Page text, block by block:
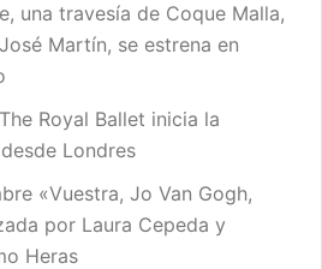
una travesía de Coque Malla,
Martín, se estrena en
Royal Ballet inicia la
Londres
«Vuestra, Jo Van Gogh,
por Laura Cepeda y
Heras